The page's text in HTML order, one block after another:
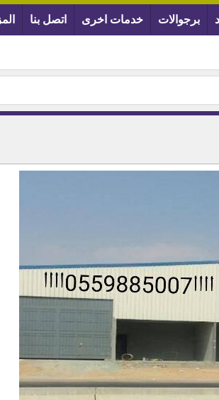
برجوالات خدمات اخرى اتصل بنا